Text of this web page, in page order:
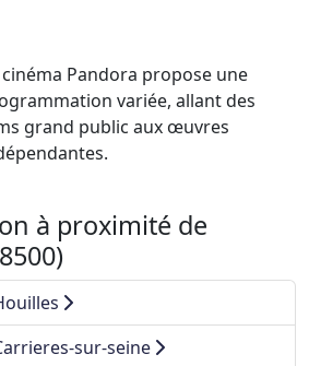
cinéma Pandora propose une
variée, allant des
grand public aux œuvres
à proximité de
sur-seine